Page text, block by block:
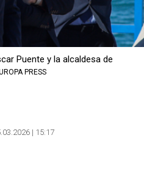
Puente y la alcaldesa de
PRESS
| 15:17